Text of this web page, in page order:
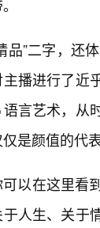
品”二字，还
播进行了近
言艺术，从
是颜值的代
以在这里看
人生、关于